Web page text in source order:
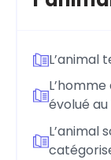
L’animal
évolué
L’animal